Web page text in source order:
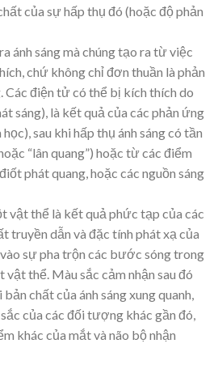
của sự hấp thụ đó (hoặc độ phản
ánh sáng mà chúng tạo ra từ việc
chứ không chỉ đơn thuần là phản
Các điện tử có thể bị kích thích do
sáng), là kết quả của các phản ứng
sau khi hấp thụ ánh sáng có tần
“lân quang”) hoặc từ các điểm
phát quang, hoặc các nguồn sáng
vật thể là kết quả phức tạp của các
truyền dẫn và đặc tính phát xạ của
sự pha trộn các bước sóng trong
thể. Màu sắc cảm nhận sau đó
chất của ánh sáng xung quanh,
của các đối tượng khác gần đó,
khác của mắt và não bộ nhận